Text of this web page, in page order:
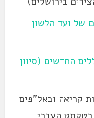
של ועד הלשון
החדשים (סיוון
קריאה ובאל"פים
בטקסט העברי